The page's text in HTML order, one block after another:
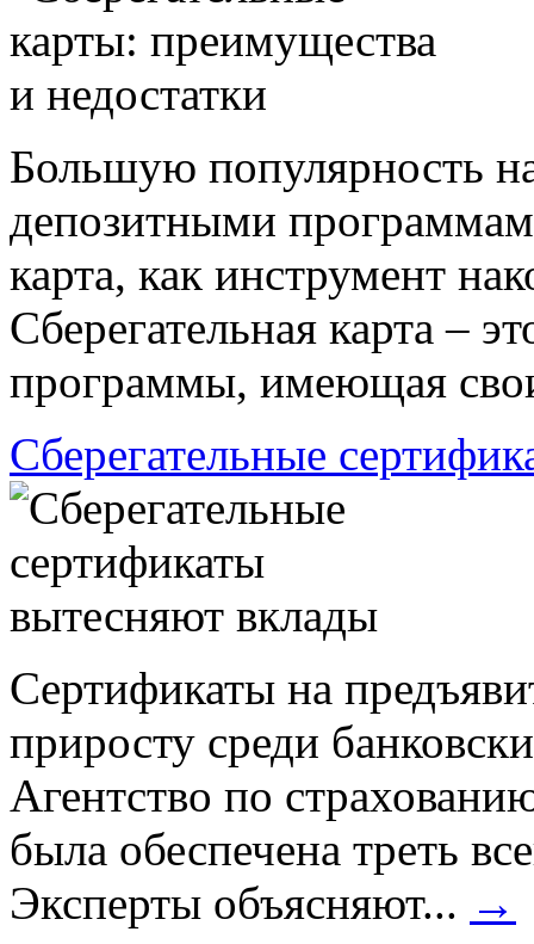
Большую популярность
депозитными
карта, как инструмент
Сберегательная карта –
программы, имеющая
Сберегательные
Сертификаты на
приросту среди
Агентство по
была обеспечена треть
Эксперты объясняют... →